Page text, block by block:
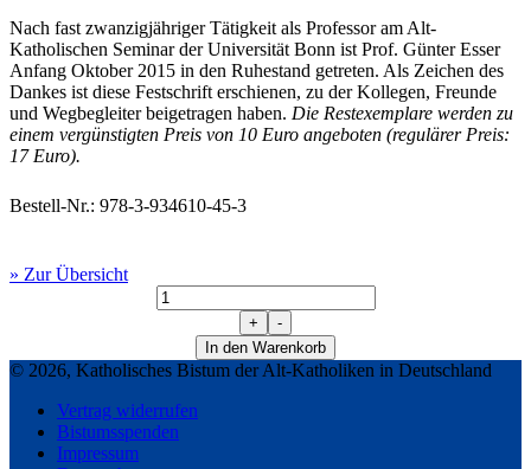
Nach fast zwanzigjähriger Tätigkeit als Professor am Alt-
Katholischen Seminar der Universität Bonn ist Prof. Günter Esser
Anfang Oktober 2015 in den Ruhestand getreten. Als Zeichen des
Dankes ist diese Festschrift erschienen, zu der Kollegen, Freunde
und Wegbegleiter beigetragen haben. Die Restexemplare werden zu
einem vergünstigten Preis von 10 Euro angeboten (regulärer Preis:
17 Euro).
Bestell-Nr.: 978-3-934610-45-3
» Zur Übersicht
Weg-
Gemeinschaft
Festschrift
für
Günter
Eßer
-
Restexemplare!
+
-
In den Warenkorb
© 2026, Katholisches Bistum der Alt-Katholiken in Deutschland
Vertrag widerrufen
Bistumsspenden
Impressum